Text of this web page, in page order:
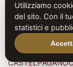
CASTELNUOVO
CASTELNUOVO
CASTELNUOVO
CASTELNUOVO
CASTELPAGANO
Utilizziamo
del sito. Con il
statistici e